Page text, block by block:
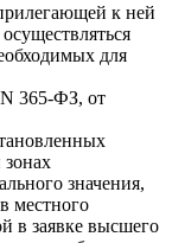
к ней
для
N 365-ФЗ, от
значения,
местного
в заявке высшего